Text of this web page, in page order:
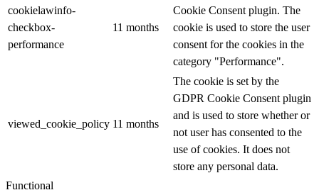
cookielawinfo-
checkbox-
performance
11 months
Cookie Consent plugin. The
cookie is used to store the user
consent for the cookies in the
category "Performance".
viewed_cookie_policy 11 months
The cookie is set by the
GDPR Cookie Consent plugin
and is used to store whether or
not user has consented to the
use of cookies. It does not
store any personal data.
Functional